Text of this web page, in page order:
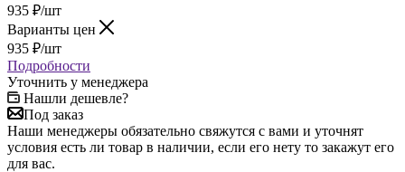
935 ₽/шт
Варианты цен
935 ₽/шт
Подробности
Уточнить у менеджера
Нашли дешевле?
Под заказ
Наши менеджеры обязательно свяжутся с вами и уточнят
условия есть ли товар в наличии, если его нету то закажут его
для вас.